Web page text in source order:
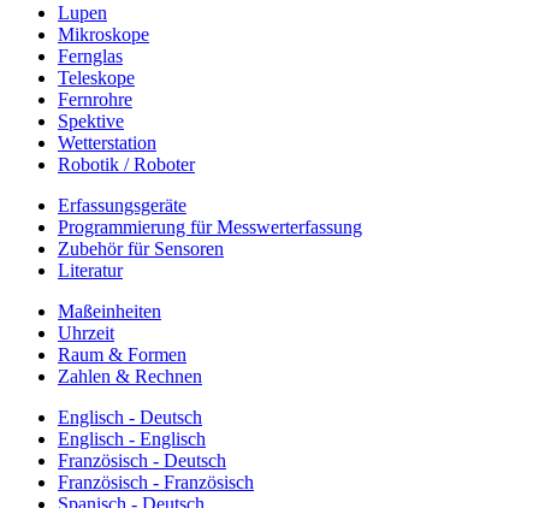
Lupen
Mikroskope
Fernglas
Teleskope
Fernrohre
Spektive
Wetterstation
Robotik / Roboter
Erfassungsgeräte
Programmierung für Messwerterfassung
Zubehör für Sensoren
Literatur
Maßeinheiten
Uhrzeit
Raum & Formen
Zahlen & Rechnen
Englisch - Deutsch
Englisch - Englisch
Französisch - Deutsch
Französisch - Französisch
Spanisch - Deutsch